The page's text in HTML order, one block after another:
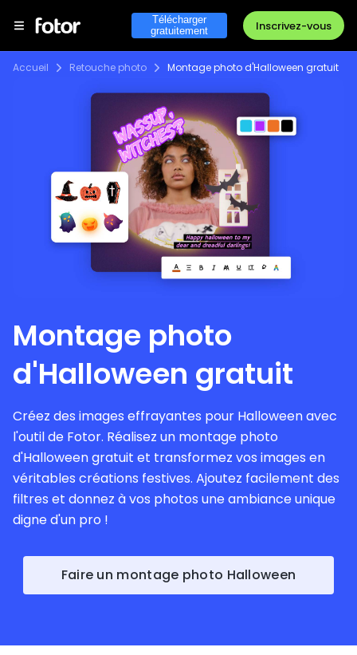
Télécharger
gratuitement
Inscrivez-vous
Accueil Retouche photo Montage photo d'Halloween gratuit
Montage photo
d'Halloween gratuit
Créez des images effrayantes pour Halloween avec
l'outil de Fotor. Réalisez un montage photo
d'Halloween gratuit et transformez vos images en
véritables créations festives. Ajoutez facilement des
filtres et donnez à vos photos une ambiance unique
digne d'un pro !
Faire un montage photo Halloween